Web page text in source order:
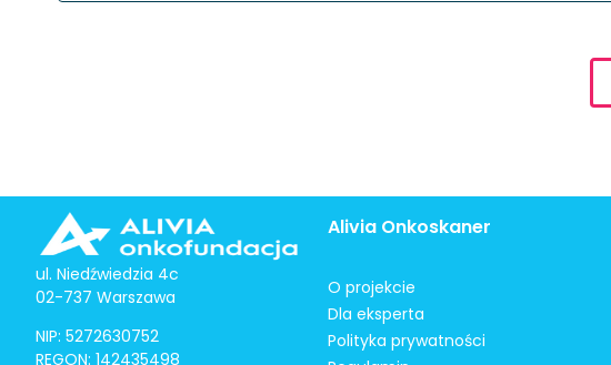
ul. Niedźwiedzia 4c
02-737 Warszawa
NIP: 5272630752
REGON: 142435498
Alivia Onkoskaner
O projekcie
Dla eksperta
Polityka prywatności